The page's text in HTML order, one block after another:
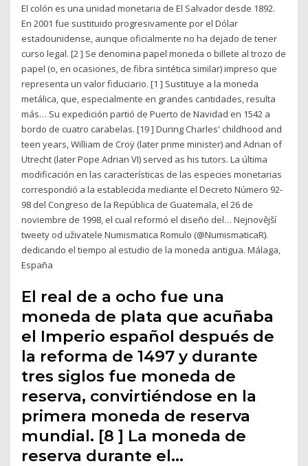
El colón es una unidad monetaria de El Salvador desde 1892.
En 2001 fue sustituido progresivamente por el Dólar
estadounidense, aunque oficialmente no ha dejado de tener
curso legal. [2 ] Se denomina papel moneda o billete al trozo de
papel (o, en ocasiones, de fibra sintética similar) impreso que
representa un valor fiduciario. [1 ] Sustituye a la moneda
metálica, que, especialmente en grandes cantidades, resulta
más… Su expedición partió de Puerto de Navidad en 1542 a
bordo de cuatro carabelas. [19 ] During Charles' childhood and
teen years, William de Croÿ (later prime minister) and Adrian of
Utrecht (later Pope Adrian VI) served as his tutors. La última
modificación en las características de las especies monetarias
correspondió a la establecida mediante el Decreto Número 92-
98 del Congreso de la República de Guatemala, el 26 de
noviembre de 1998, el cual reformó el diseño del… Nejnovější
tweety od uživatele Numismatica Romulo (@NumismaticaR).
dedicando el tiempo al estudio de la moneda antigua. Málaga,
España
El real de a ocho fue una
moneda de plata que acuñaba
el Imperio español después de
la reforma de 1497 y durante
tres siglos fue moneda de
reserva, convirtiéndose en la
primera moneda de reserva
mundial. [8 ] La moneda de
reserva durante el…